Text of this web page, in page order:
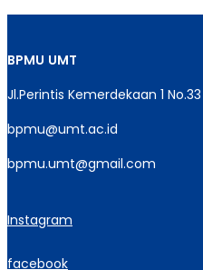
BPMU UMT
Jl.Perintis Kemerdekaan 1
bpmu@umt.ac.id
bpmu.umt@gmail.com
Instagram
facebook